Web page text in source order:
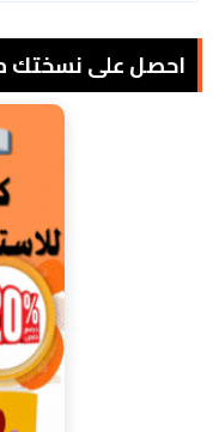
احصل على نسختك